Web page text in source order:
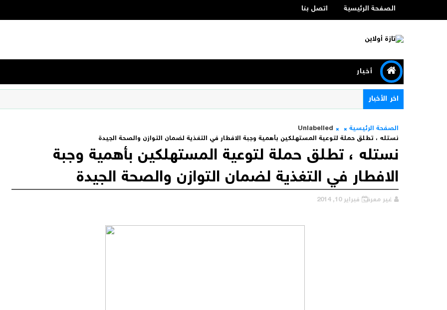
الصفحة الرئيسية اتصل بنا
أخبار
اخر الأخبار
الصفحة الرئيسية
Unlabelled
نستله ، تطلق حملة لتوعية المستهلكين بأهمية وجبة الافطار في التغذية لضمان التوازن والصحة الجيدة
نستله ، تطلق حملة لتوعية المستهلكين بأهمية وجبة
الافطار في التغذية لضمان التوازن والصحة الجيدة
غير معرف فبراير 10, 2014